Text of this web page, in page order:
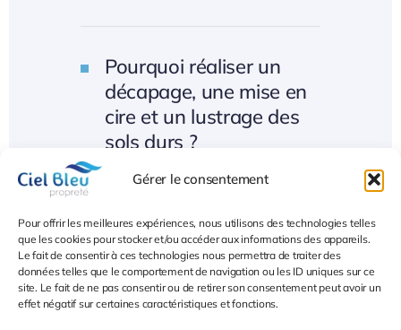
Gérer le consentement
Pour offrir les meilleures expériences, nous utilisons des technologies telles
que les cookies pour stocker et/ou accéder aux informations des appareils.
Le fait de consentir à ces technologies nous permettra de traiter des
données telles que le comportement de navigation ou les ID uniques sur ce
site. Le fait de ne pas consentir ou de retirer son consentement peut avoir un
effet négatif sur certaines caractéristiques et fonctions.
Pourquoi réaliser un
décapage, une mise en
cire et un lustrage des
sols durs ?
À quelle fréquence faut-
il entretenir les sols durs
avec ce procédé ?